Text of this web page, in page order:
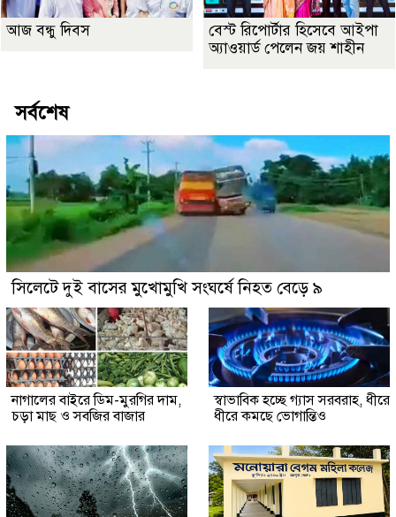
আজ বন্ধু দিবস
বেস্ট রিপোর্টার হিসেবে আইপা
অ্যাওয়ার্ড পেলেন জয় শাহীন
সর্বশেষ
সিলেটে দুই বাসের মুখোমুখি সংঘর্ষে নিহত বেড়ে ৯
নাগালের বাইরে ডিম-মুরগির দাম,
চড়া মাছ ও সবজির বাজার
স্বাভাবিক হচ্ছে গ্যাস সরবরাহ, ধীরে
ধীরে কমছে ভোগান্তিও